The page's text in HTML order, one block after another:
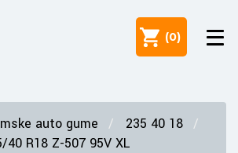
(0)
auto gume
235 40 18
40 R18 Z-507 95V XL